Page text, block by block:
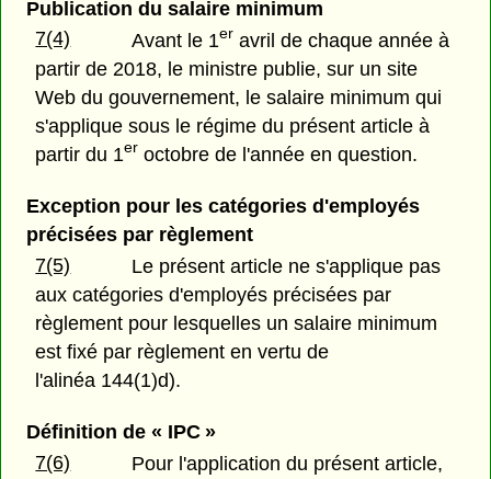
Publication du salaire minimum
7(4)
Avant le 1er avril de chaque année à
partir de 2018, le ministre publie, sur un site
Web du gouvernement, le salaire minimum qui
s'applique sous le régime du présent article à
partir du 1er octobre de l'année en question.
Exception pour les catégories d'employés
précisées par règlement
7(5)
Le présent article ne s'applique pas
aux catégories d'employés précisées par
règlement pour lesquelles un salaire minimum
est fixé par règlement en vertu de
l'alinéa 144(1)d).
Définition de « IPC »
7(6)
Pour l'application du présent article,